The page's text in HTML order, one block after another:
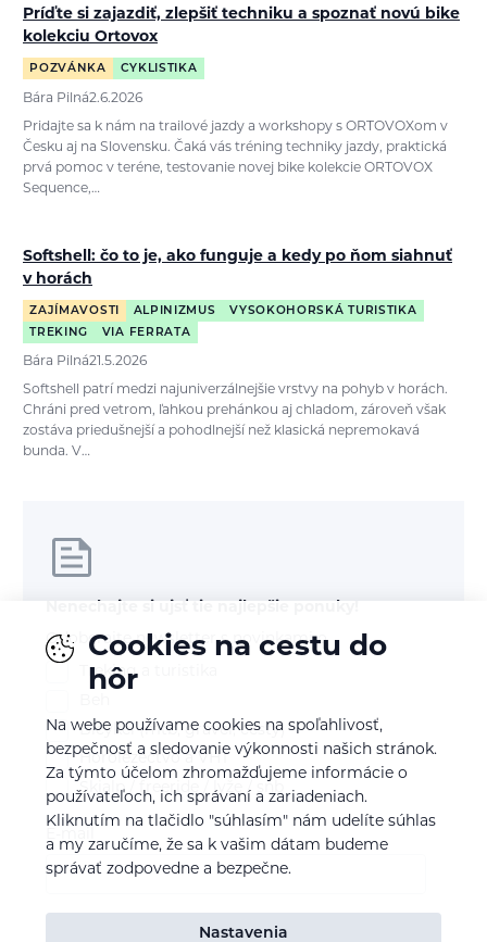
Príďte si zajazdiť, zlepšiť techniku a spoznať novú bike
kolekciu Ortovox
POZVÁNKA CYKLISTIKA
Bára Pilná2.6.2026
Pridajte sa k nám na trailové jazdy a workshopy s ORTOVOXom v
Česku aj na Slovensku. Čaká vás tréning techniky jazdy, praktická
prvá pomoc v teréne, testovanie novej bike kolekcie ORTOVOX
Sequence,…
Softshell: čo to je, ako funguje a kedy po ňom siahnuť
v horách
ZAJÍMAVOSTI ALPINIZMUS
VYSOKOHORSKÁ TURISTIKA
TREKING
VIA FERRATA
Bára Pilná21.5.2026
Softshell patrí medzi najuniverzálnejšie vrstvy na pohyb v horách.
Chráni pred vetrom, ľahkou prehánkou aj chladom, zároveň však
zostáva priedušnejší a pohodlnejší než klasická nepremokavá
bunda. V…
Odoberajte newsletter s novinkami o
Treking a turistika
Bicykel (mtb, gravel, cesty)
Horolezectvo a VHT
Skialp / freeride / lyže / snb
zpracováním osobních údajů
Cookies na cestu do
hôr
Na webe používame cookies na spoľahlivosť,
bezpečnosť a sledovanie výkonnosti našich stránok.
Za týmto účelom zhromažďujeme informácie o
používateľoch, ich správaní a zariadeniach.
Kliknutím na tlačidlo "súhlasím" nám udelíte súhlas
a my zaručíme, že sa k vašim dátam budeme
správať zodpovedne a bezpečne.
Nastavenia